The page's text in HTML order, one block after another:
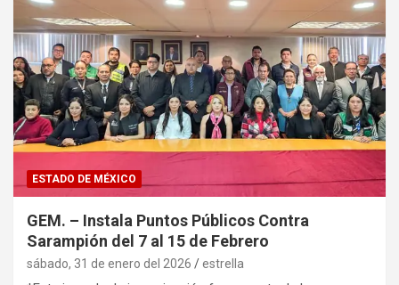
ESTADO DE MÉXICO
GEM. – Instala Puntos Públicos Contra
Sarampión del 7 al 15 de Febrero
sábado, 31 de enero del 2026 estrella